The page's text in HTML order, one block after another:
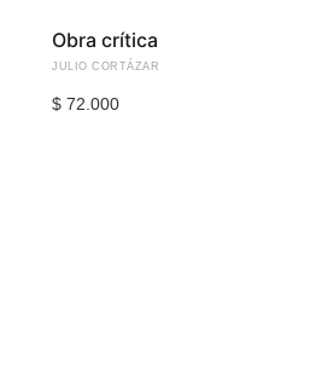
Obra crítica
JULIO CORTÁZAR
$ 72.000